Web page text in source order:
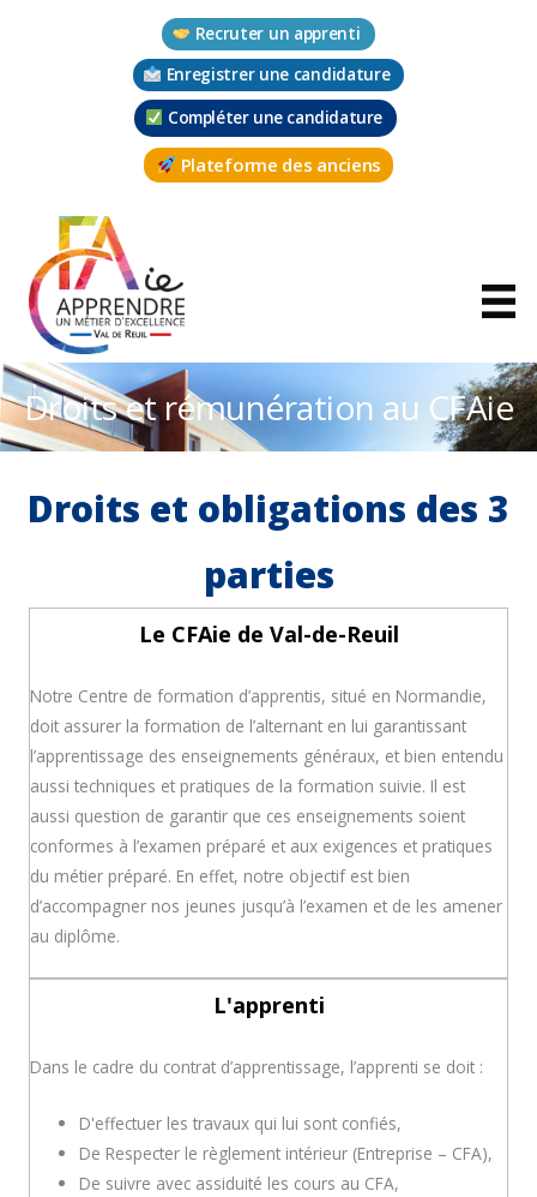
Recruter un apprenti
Enregistrer une candidature
Compléter une candidature
Plateforme des anciens
Droits et rémunération au CFAie
Droits et obligations des 3
parties
Le CFAie de Val-de-Reuil
Notre Centre de formation d’apprentis, situé en Normandie,
doit assurer la formation de l’alternant en lui garantissant
l’apprentissage des enseignements généraux, et bien entendu
aussi techniques et pratiques de la formation suivie. Il est
aussi question de garantir que ces enseignements soient
conformes à l’examen préparé et aux exigences et pratiques
du métier préparé. En effet, notre objectif est bien
d’accompagner nos jeunes jusqu’à l’examen et de les amener
au diplôme.
L'apprenti
Dans le cadre du contrat d’apprentissage, l’apprenti se doit :
D'effectuer les travaux qui lui sont confiés,
De Respecter le règlement intérieur (Entreprise – CFA),
De suivre avec assiduité les cours au CFA,